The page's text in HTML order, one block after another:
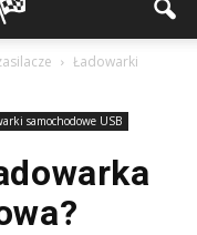
Ładowarki
samochodowe USB